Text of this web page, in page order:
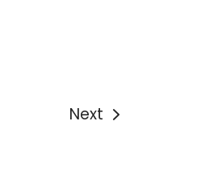
Next